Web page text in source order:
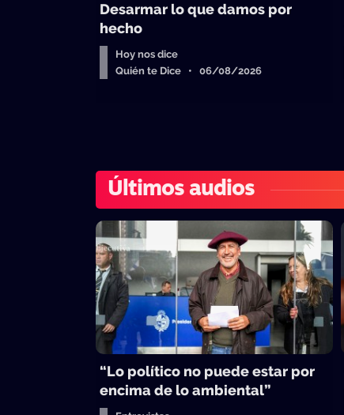
Desarmar lo que damos por
hecho
Hoy nos dice
Quién te Dice • 06/08/2026
Últimos audios
“Lo político no puede estar por
encima de lo ambiental”